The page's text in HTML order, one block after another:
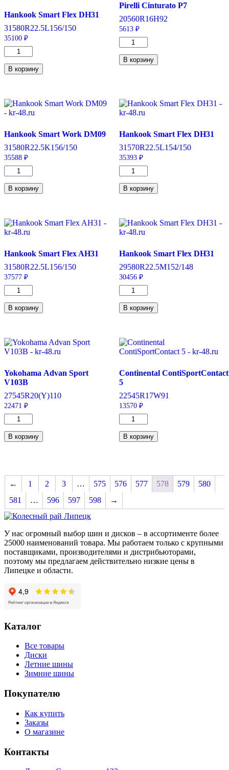
Hankook Smart Flex DH31
31580R22.5L156/150
35100 ₽
Количество
товара
Hankook
315/80/R22.5
156/150
Drive
В корзину
Pirelli Cinturato P7
20560R16H92
5613 ₽
Количество
товара
Pirelli
H
В корзину
Hankook Smart Work DM09
31580R22.5K156/150
35588 ₽
Количество
товара
Hankook
315/80/R22.5
156/150
Drive
В корзину
Hankook Smart Flex DH31
31570R22.5L154/150
35393 ₽
Количество
товара
Hankook
315/70/R22.5
154/150
Drive
В корзину
Hankook Smart Flex AH31
31580R22.5L156/150
37577 ₽
Количество
товара
Hankook
315/80/R22.5
156/150
Front
В корзину
Hankook Smart Flex DH31
29580R22.5M152/148
30456 ₽
Количество
товара
Hankook
295/80/R22.5
152/148
Drive
В корзину
Yokohama Advan Sport
V103B
27545R20(Y)110
22471 ₽
Количество
товара
Yokohama
110
В корзину
Continental ContiSportContact
5
22545R17W91
13570 ₽
Количество
товара
Continental
W
В корзину
← 1 2 3 … 575 576 577 578 579
580
581
… 596 597 598 →
У нас огромный выбор шин и дисков – в ассортименте более
25000 наименований товара. Мы работаем только с крупными
поставщиками, производителями и дистрибьюторами,
поэтому мы предлагаем действительно низкие цены в
Липецке и области.
Каталог
Все товары
Диски
Летние шины
Зимние шины
Покупателю
Как купить
Заказы
О магазине
Контакты